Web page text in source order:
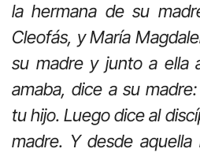
la hermana de su
Cleofás, y María
su madre y junto a ella
amaba, dice a su
tu hijo. Luego dice al
madre. Y desde